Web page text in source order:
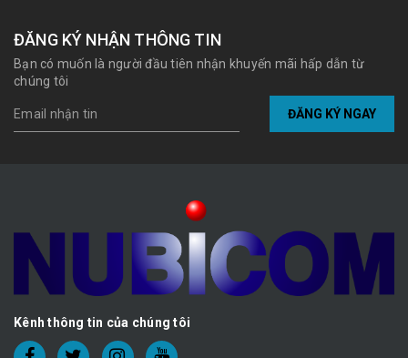
ĐĂNG KÝ NHẬN THÔNG TIN
Bạn có muốn là người đầu tiên nhận khuyến mãi hấp dẫn từ
chúng tôi
ĐĂNG KÝ NGAY
Kênh thông tin của chúng tôi